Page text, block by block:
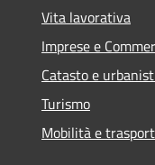
Vita lavorativa
Imprese e
Catasto e
Turismo
Mobilità e